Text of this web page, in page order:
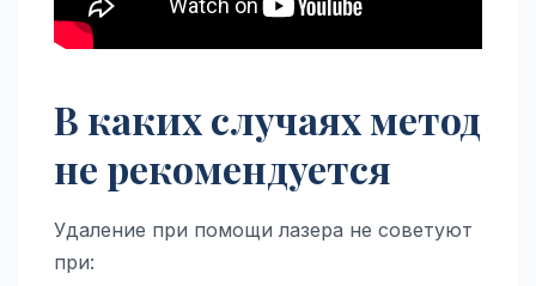
В каких случаях метод
не рекомендуется
Удаление при помощи лазера не советуют
при: